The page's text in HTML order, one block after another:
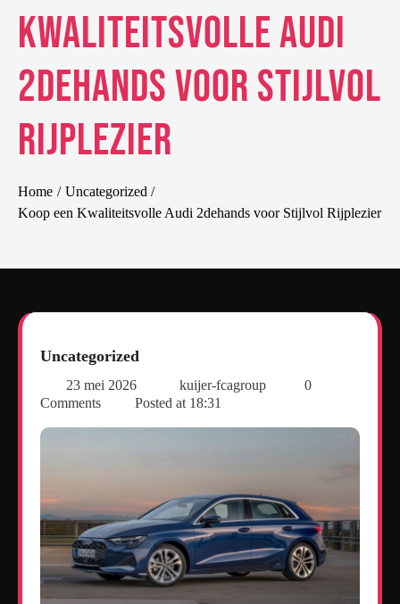
Kwaliteitsvolle Audi
2dehands voor Stijlvol
Rijplezier
Home
Uncategorized
Koop een Kwaliteitsvolle Audi 2dehands voor Stijlvol Rijplezier
Uncategorized
23 mei 2026 kuijer-fcagroup
0
Comments
Posted at 18:31